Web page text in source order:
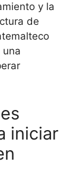
y la
de
iniciar